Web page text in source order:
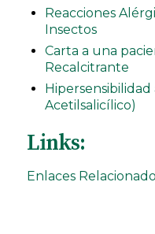
Reacciones
Insectos
Carta a una
Recalcitrante
Hipersensibilidad
Acetilsalicílico)
Links:
Enlaces